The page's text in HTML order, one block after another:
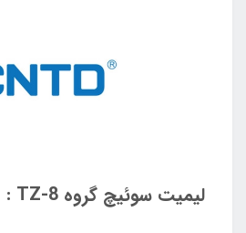
لیمیت سوئیچ گروه TZ-8 :